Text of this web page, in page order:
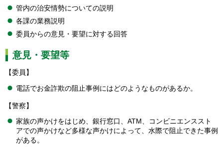
管内の治安情勢についての説明
各課の業務説明
委員からの意見・要望に対する回答
意見・要望等
【委員】
電話でお金詐欺の阻止事例にはどのようなものがあるか。
【警察】
家族の声かけをはじめ、銀行窓口、ATM、コンビニエンススト
アでの声かけなど多様な声かけによって、水際で阻止できた事例
がある。